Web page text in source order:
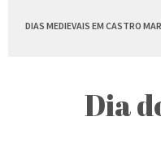
DIAS MEDIEVAIS EM CASTRO
Dia